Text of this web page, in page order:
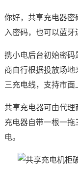
你好，共享充电器密
入密码，也可以蓝牙
携小电后台初始密码
商自行根据投放场
三充电线，支持市面
共享充电器可由代理
充电器自带一根一拖
电。